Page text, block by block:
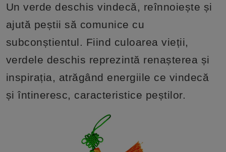
Un verde deschis vindecă, reînnoiește și
ajută peștii să comunice cu
subconștientul. Fiind culoarea vieții,
verdele deschis reprezintă renașterea și
inspirația, atrăgând energiile ce vindecă
și întineresc, caracteristice peștilor.